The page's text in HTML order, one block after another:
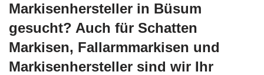
Markisenhersteller in Büsum
gesucht? Auch für Schatten
Markisen, Fallarmmarkisen und
Markisenhersteller sind wir Ihr